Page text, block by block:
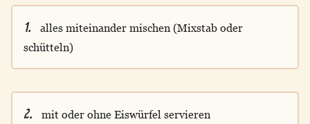
1.
alles miteinander mischen (Mixstab oder
schütteln)
2. mit oder ohne Eiswürfel servieren